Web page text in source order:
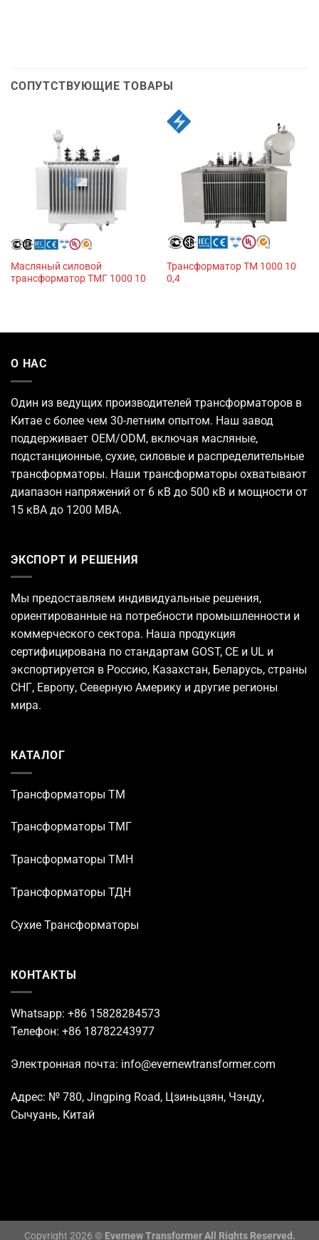
СОПУТСТВУЮЩИЕ ТОВАРЫ
Масляный силовой
трансформатор ТМГ 1000 10
Трансформатор ТМ 1000 10
0,4
О НАС
Один из ведущих производителей трансформаторов в
Китае с более чем 30-летним опытом. Наш завод
поддерживает OEM/ODM, включая масляные,
подстанционные, сухие, силовые и распределительные
трансформаторы. Наши трансформаторы охватывают
диапазон напряжений от 6 кВ до 500 кВ и мощности от
15 кВА до 1200 МВА.
ЭКСПОРТ И РЕШЕНИЯ
Мы предоставляем индивидуальные решения,
ориентированные на потребности промышленности и
коммерческого сектора. Наша продукция
сертифицирована по стандартам GOST, CE и UL и
экспортируется в Россию, Казахстан, Беларусь, страны
СНГ, Европу, Северную Америку и другие регионы
мира.
КАТАЛОГ
Трансформаторы TM
Трансформаторы ТМГ
Трансформаторы ТМН
Трансформаторы ТДН
Сухие Трансформаторы
КОНТАКТЫ
Whatsapp: +86 15828284573
Телефон: +86 18782243977
Электронная почта: info@evernewtransformer.com
Адрес: № 780, Jingping Road, Цзиньцзян, Чэнду,
Сычуань, Китай
Copyright 2026 © Evernew Transformer All Rights Reserved.